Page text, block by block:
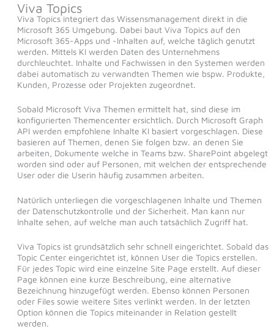
Viva Topics
Viva Topics integriert das Wissensmanagement direkt in die
Microsoft 365 Umgebung. Dabei baut Viva Topics auf den
Microsoft 365-Apps und -Inhalten auf, welche täglich genutzt
werden. Mittels KI werden Daten des Unternehmens
durchleuchtet. Inhalte und Fachwissen in den Systemen werden
dabei automatisch zu verwandten Themen wie bspw. Produkte,
Kunden, Prozesse oder Projekten zugeordnet.
Sobald Microsoft Viva Themen ermittelt hat, sind diese im
konfigurierten Themencenter ersichtlich. Durch Microsoft Graph
API werden empfohlene Inhalte KI basiert vorgeschlagen. Diese
basieren auf Themen, denen Sie folgen bzw. an denen Sie
arbeiten, Dokumente welche in Teams bzw. SharePoint abgelegt
worden sind oder auf Personen, mit welchen der entsprechende
User oder die Userin häufig zusammen arbeiten.
Natürlich unterliegen die vorgeschlagenen Inhalte und Themen
der Datenschutzkontrolle und der Sicherheit. Man kann nur
Inhalte sehen, auf welche man auch tatsächlich Zugriff hat.
Viva Topics ist grundsätzlich sehr schnell eingerichtet. Sobald das
Topic Center eingerichtet ist, können User die Topics erstellen.
Für jedes Topic wird eine einzelne Site Page erstellt. Auf dieser
Page können eine kurze Beschreibung, eine alternative
Bezeichnung hinzugefügt werden. Ebenso können Personen
oder Files sowie weitere Sites verlinkt werden. In der letzten
Option können die Topics miteinander in Relation gestellt
werden.